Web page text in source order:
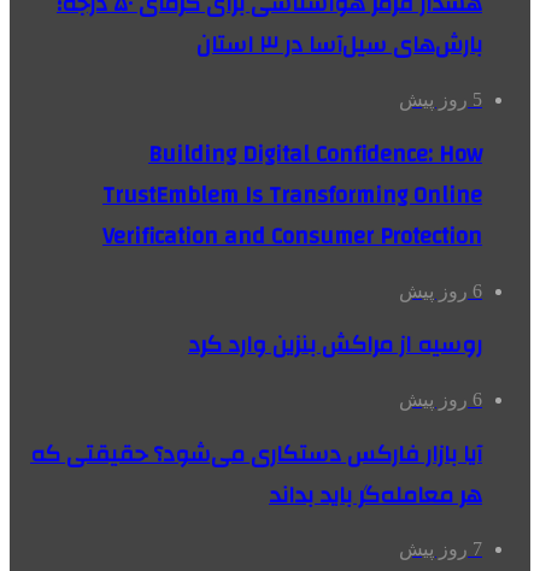
بارش‌های سیل‌آسا در ۳ استان
5 روز پیش
Building Digital Confidence: How
TrustEmblem Is Transforming Online
Verification and Consumer Protection
6 روز پیش
روسیه از مراکش بنزین وارد کرد
6 روز پیش
آیا بازار فارکس دستکاری می‌شود؟ حقیقتی که
هر معامله‌گر باید بداند
7 روز پیش